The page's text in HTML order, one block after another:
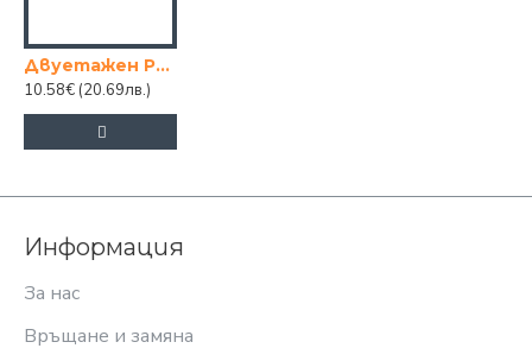
Двуетажен PVC сушилник за съдове с поставки за прибори-Сив
10.58€ (20.69лв.)
Информация
За нас
Връщане и замяна